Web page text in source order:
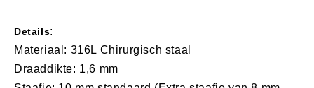
Details:
Materiaal: 316L Chirurgisch staal
Draaddikte: 1,6 mm